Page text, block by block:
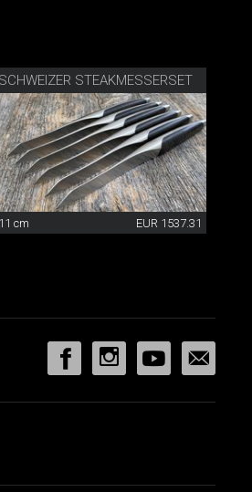
SCHWEIZER STEAKMESSERSET
11 cm EUR 1537.31